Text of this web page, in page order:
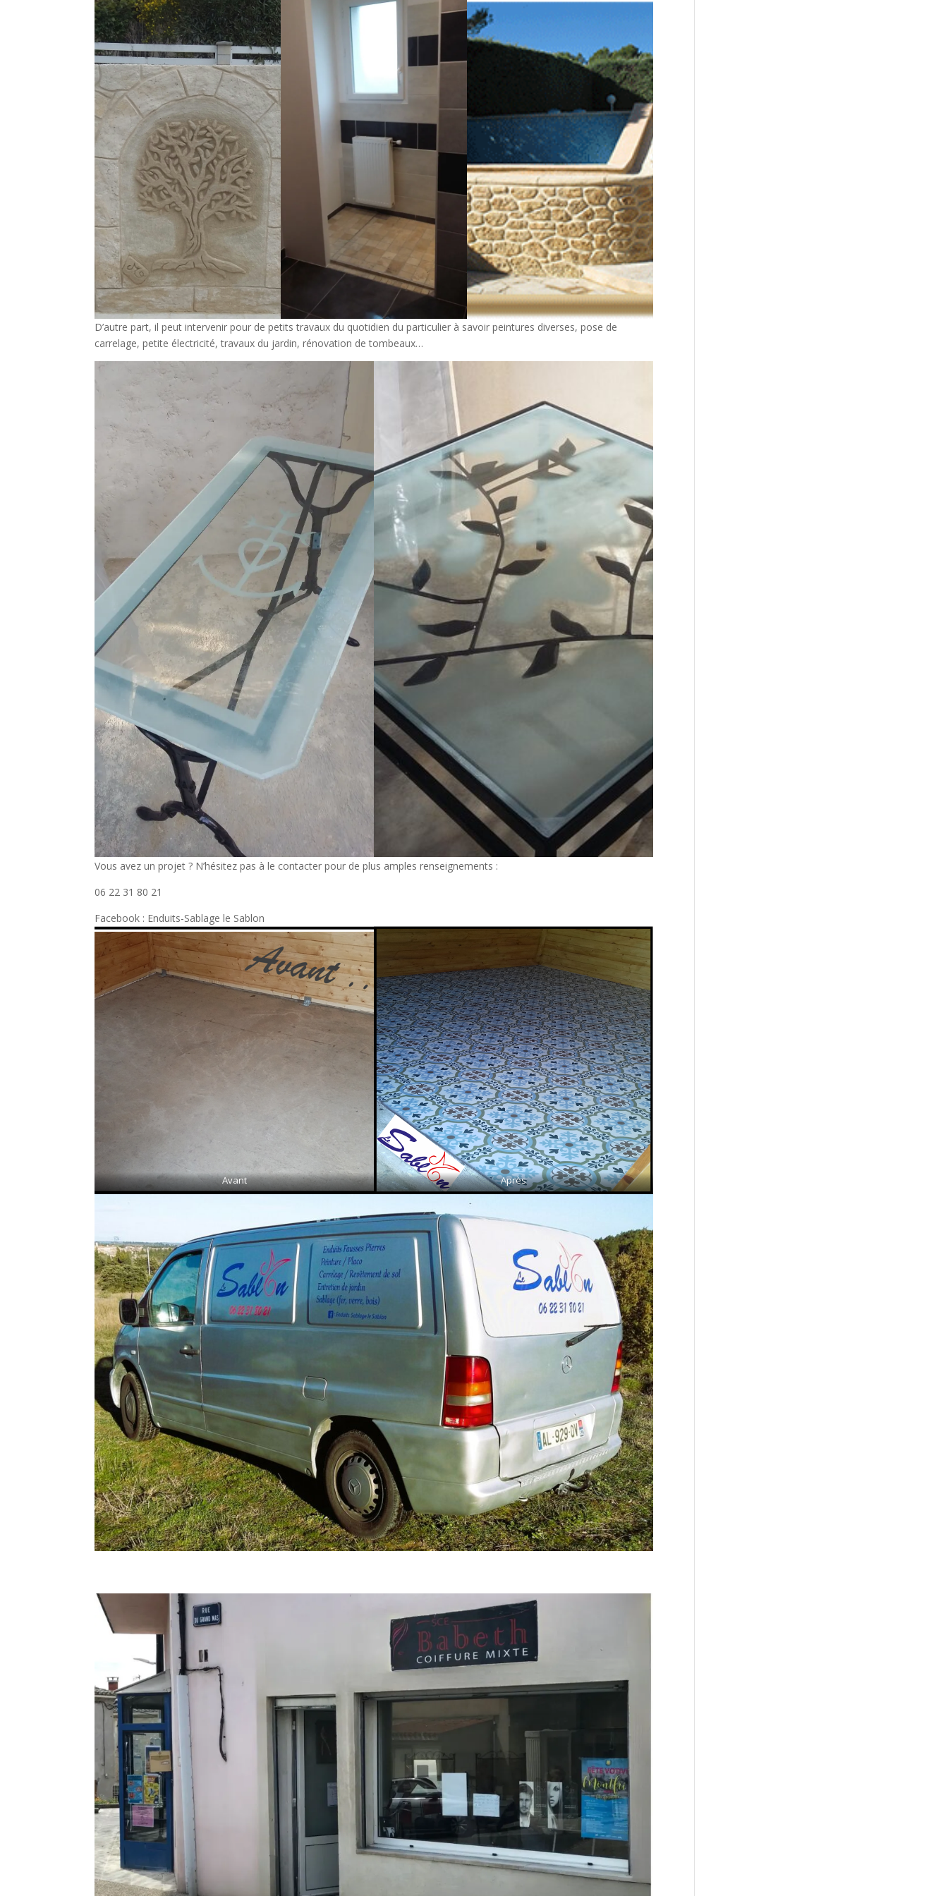
D’autre part, il peut intervenir pour de petits travaux du quotidien du particulier à savoir peintures diverses, pose de
carrelage, petite électricité, travaux du jardin, rénovation de tombeaux…
Vous avez un projet ? N’hésitez pas à le contacter pour de plus amples renseignements :
06 22 31 80 21
Facebook : Enduits-Sablage le Sablon
Avant Après